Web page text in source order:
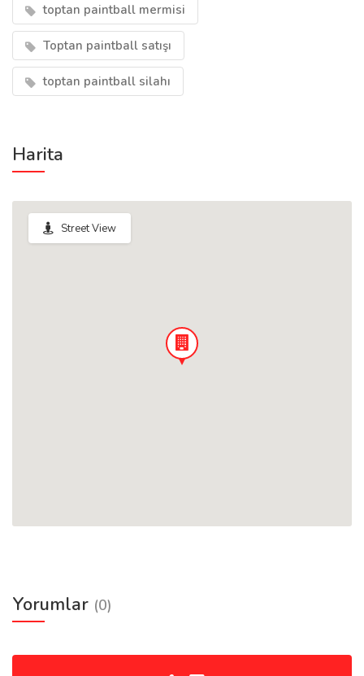
toptan paintball mermisi
Toptan paintball satışı
toptan paintball silahı
Harita
Street View
Yorumlar (0)